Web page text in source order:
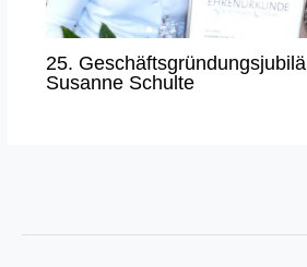
25.
Susanne Schulte